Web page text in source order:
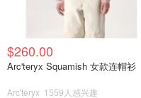
$260.00
Arc'teryx Squamish 女款连帽衫
Arc'teryx 1559人感兴趣